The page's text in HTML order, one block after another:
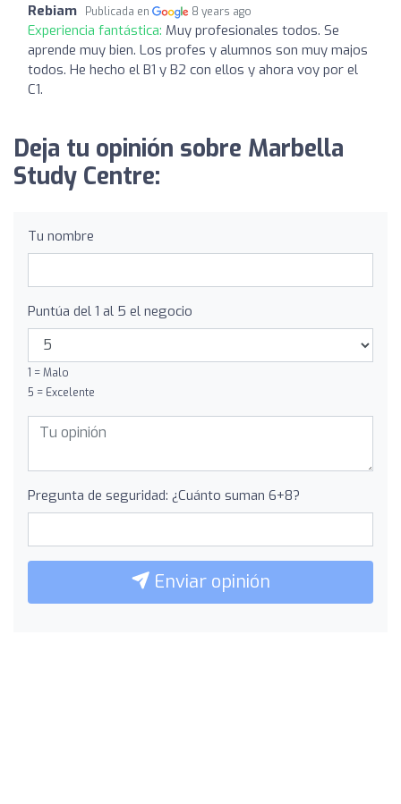
Rebiam Publicada en 8 years ago
Experiencia fantástica: Muy profesionales todos. Se
aprende muy bien. Los profes y alumnos son muy majos
todos. He hecho el B1 y B2 con ellos y ahora voy por el
C1.
Deja tu opinión sobre Marbella
Study Centre:
Tu nombre
Puntúa del 1 al 5 el negocio
1 = Malo
5 = Excelente
Pregunta de seguridad: ¿Cuánto suman 6+8?
Enviar opinión